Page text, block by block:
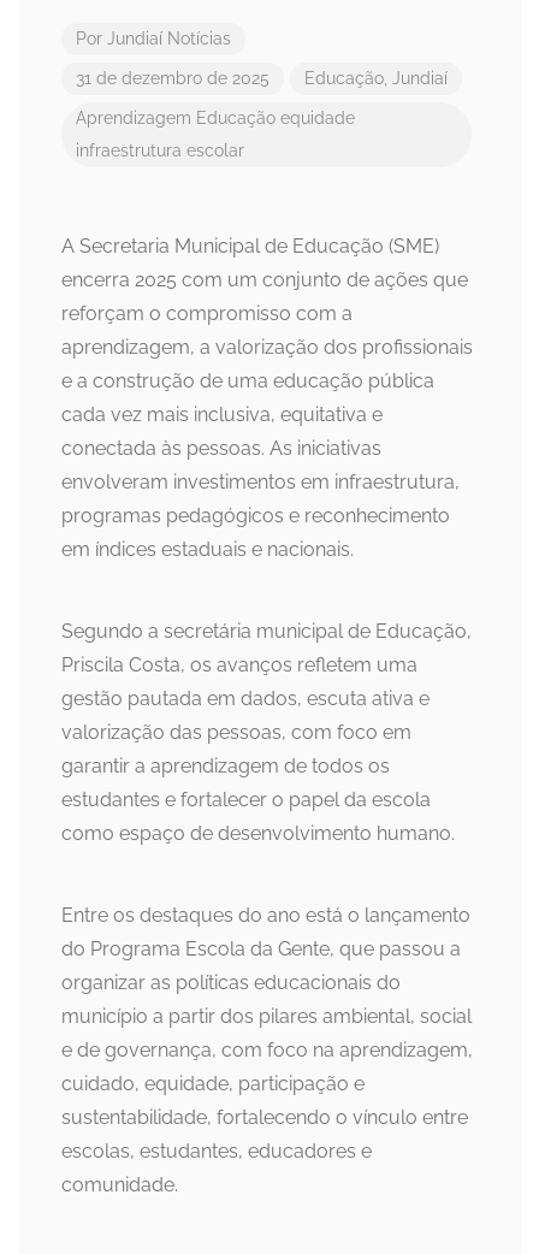
Por Jundiaí Notícias
31 de dezembro de 2025 Educação, Jundiaí
Aprendizagem Educação equidade
infraestrutura escolar
A Secretaria Municipal de Educação (SME)
encerra 2025 com um conjunto de ações que
reforçam o compromisso com a
aprendizagem, a valorização dos profissionais
e a construção de uma educação pública
cada vez mais inclusiva, equitativa e
conectada às pessoas. As iniciativas
envolveram investimentos em infraestrutura,
programas pedagógicos e reconhecimento
em índices estaduais e nacionais.
Segundo a secretária municipal de Educação,
Priscila Costa, os avanços refletem uma
gestão pautada em dados, escuta ativa e
valorização das pessoas, com foco em
garantir a aprendizagem de todos os
estudantes e fortalecer o papel da escola
como espaço de desenvolvimento humano.
Entre os destaques do ano está o lançamento
do Programa Escola da Gente, que passou a
organizar as políticas educacionais do
município a partir dos pilares ambiental, social
e de governança, com foco na aprendizagem,
cuidado, equidade, participação e
sustentabilidade, fortalecendo o vínculo entre
escolas, estudantes, educadores e
comunidade.